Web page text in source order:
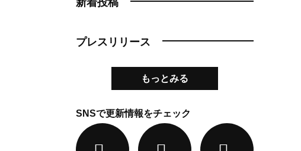
プレスリリース
もっとみる
SNSで更新情報をチェック